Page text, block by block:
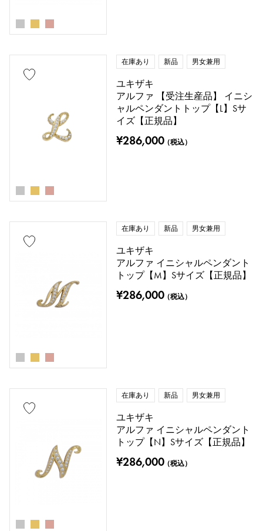
在庫あり 新品 男女兼用
ユキザキ
アルファ 【受注生産品】 イニシ
ャルペンダントトップ【L】Sサ
イズ【正規品】
¥286,000（税込）
在庫あり 新品 男女兼用
ユキザキ
アルファ イニシャルペンダント
トップ【M】Sサイズ【正規品】
¥286,000（税込）
在庫あり 新品 男女兼用
ユキザキ
アルファ イニシャルペンダント
トップ【N】Sサイズ【正規品】
¥286,000（税込）